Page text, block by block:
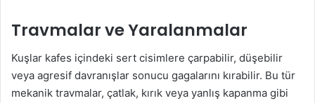
Travmalar ve Yaralanmalar
Kuşlar kafes içindeki sert cisimlere çarpabilir, düşebilir
veya agresif davranışlar sonucu gagalarını kırabilir. Bu tür
mekanik travmalar, çatlak, kırık veya yanlış kapanma gibi